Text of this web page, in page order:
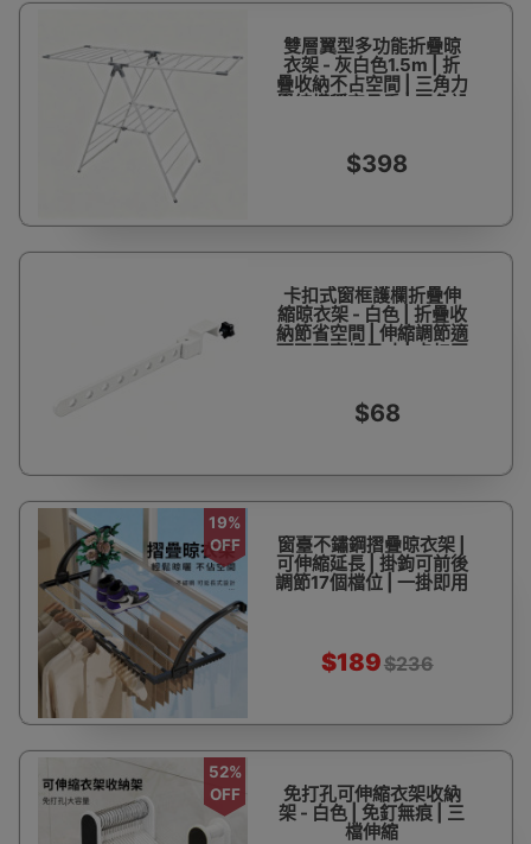
雙層翼型多功能折疊晾
衣架 - 灰白色1.5m | 折
疊收納不占空間 | 三角力
學結構穩定承重 | 圓角設
$398
卡扣式窗框護欄折疊伸
縮晾衣架 - 白色 | 折疊收
納節省空間 | 伸縮調節適
配不同窗框尺寸 | 卡扣固
$68
19%
OFF
窗臺不鏽鋼摺疊晾衣架 |
可伸縮延長 | 掛鉤可前後
調節17個檔位 | 一掛即用
$189$236
52%
OFF
免打孔可伸縮衣架收納
架 - 白色 | 免釘無痕 | 三
檔伸縮